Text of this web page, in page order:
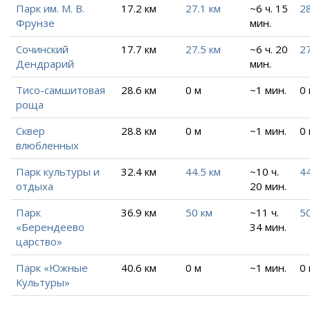
Парк им. М. В.
Фрунзе
17.2 км 27.1 км
~6 ч. 15
мин.
Сочинский
Дендрарий
17.7 км 27.5 км
~6 ч. 20
мин.
Тисо-самшитовая
роща
28.6 км 0 м ~1 мин. 0
Сквер
влюбленных
28.8 км 0 м ~1 мин. 0
Парк культуры и
отдыха
32.4 км 44.5 км
~10 ч.
20 мин.
Парк
«Берендеево
царство»
36.9 км 50 км
~11 ч.
34 мин.
Парк «Южные
Культуры»
40.6 км 0 м ~1 мин. 0